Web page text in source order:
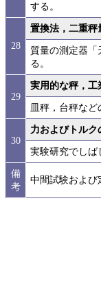
する。
28
置換法，二重秤
質量の測定器「
る。
29
実用的な秤，工
皿秤，台秤な
30
力およびトルク
実験研究でしば
備
考
中間試験および